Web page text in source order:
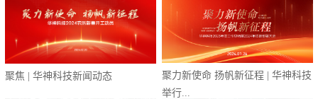
聚焦 | 华神科技新闻动态
聚力新使命 扬帆新征程 | 华神科技
举行...